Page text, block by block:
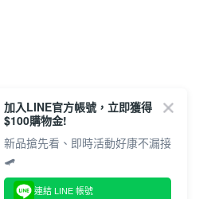
加入LINE官方帳號，立即獲得
$100購物金!
新品搶先看、即時活動好康不漏接
🛹
連結 LINE 帳號